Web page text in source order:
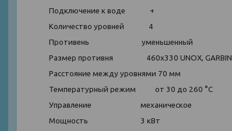
Подключение к воде +
Количество уровней 4
Противень уменьшенный
Размер противня 460х330 UNOX, GARBIN
Расстояние между уровнями 70 мм
Температурный режим от 30 до 260 °С
Управление механическое
Мощность 3 кВт